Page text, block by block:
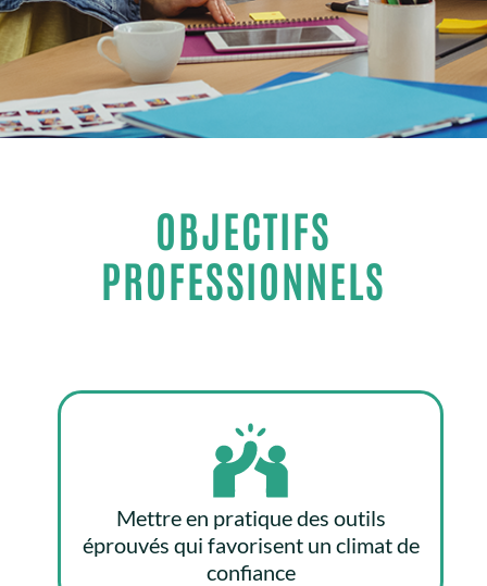
OBJECTIFS
PROFESSIONNELS
Mettre en pratique des outils
éprouvés qui favorisent un climat de
confiance